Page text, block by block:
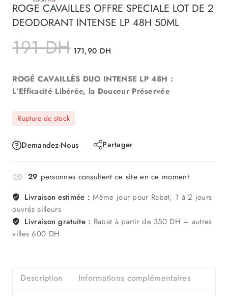
ROGE CAVAILLES OFFRE SPECIALE LOT DE 2
DEODORANT INTENSE LP 48H 50ML
191DH 171,90 DH
ROGÉ CAVAILLÈS DUO INTENSE LP 48H :
L’Efficacité Libérée, la Douceur Préservée
Rupture de stock
Demandez-Nous Partager
29 personnes consultent ce site en ce moment
Livraison estimée : Même jour pour Rabat, 1 à 2 jours
ouvrés ailleurs
Livraison gratuite : Rabat à partir de 350 DH – autres
villes 600 DH
Description Informations complémentaires